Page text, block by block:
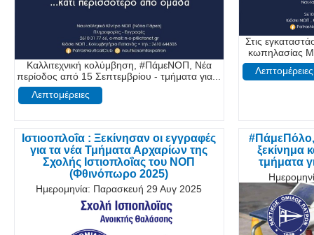
Καλλιτεχνική κολύμβηση, #ΠάμεΝΟΠ, Νέα
περίοδος από 15 Σεπτεμβρίου - τμήματα για...
Λεπτομέρειες
Στις
κωπηλασίας
Λεπτομέρειες
Ιστιοοπλοΐα : Ξεκίνησαν οι εγγραφές
για τα νέα Τμήματα Αρχαρίων της
Σχολής Ιστιοπλοΐας του ΝΟΠ
(Φθινόπωρο 2025)
Ημερομηνία: Παρασκευή 29 Αυγ 2025
#ΠάμεΠόλο,
ξεκίνημα
τμήματα